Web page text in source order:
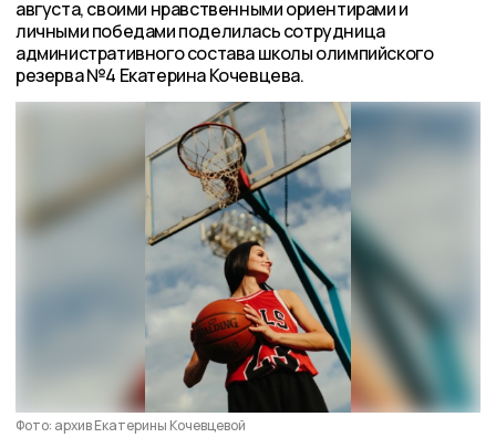
августа, своими нравственными ориентирами и
личными победами поделилась сотрудница
административного состава школы олимпийского
резерва №4 Екатерина Кочевцева.
Фото: архив Екатерины Кочевцевой